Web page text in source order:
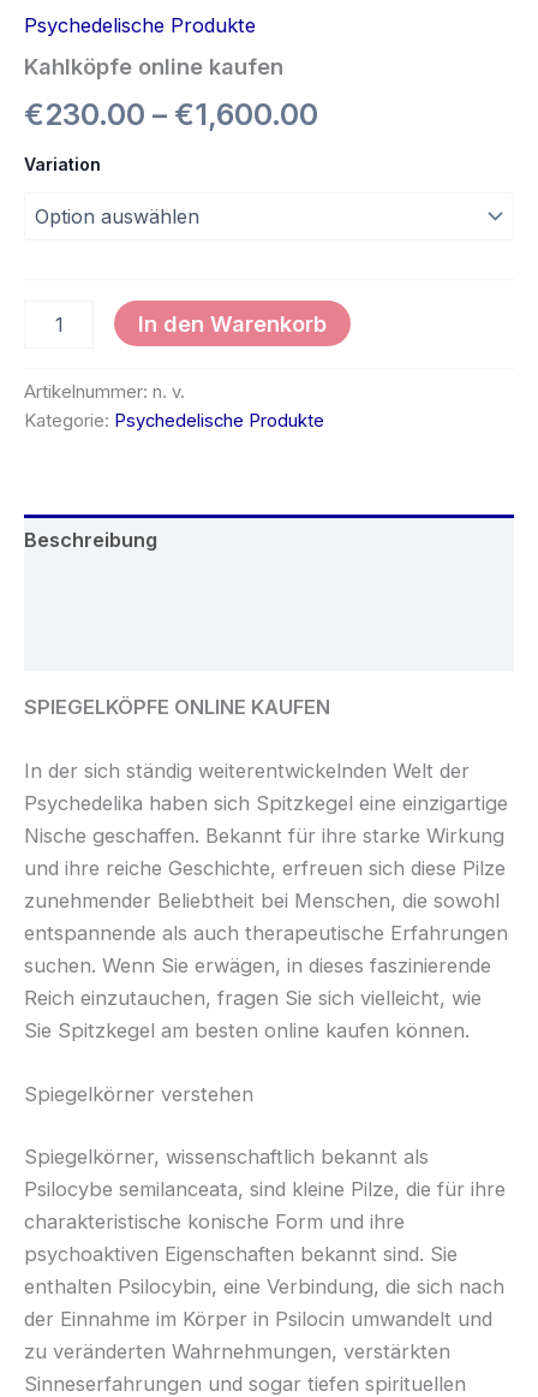
Psychedelische Produkte
Kahlköpfe online kaufen
€230.00 – €1,600.00
Variation
In den Warenkorb
Artikelnummer: n. v.
Kategorie: Psychedelische Produkte
Beschreibung
SPIEGELKÖPFE ONLINE KAUFEN
In der sich ständig weiterentwickelnden Welt der
Psychedelika haben sich Spitzkegel eine einzigartige
Nische geschaffen. Bekannt für ihre starke Wirkung
und ihre reiche Geschichte, erfreuen sich diese Pilze
zunehmender Beliebtheit bei Menschen, die sowohl
entspannende als auch therapeutische Erfahrungen
suchen. Wenn Sie erwägen, in dieses faszinierende
Reich einzutauchen, fragen Sie sich vielleicht, wie
Sie Spitzkegel am besten online kaufen können.
Spiegelkörner verstehen
Spiegelkörner, wissenschaftlich bekannt als
Psilocybe semilanceata, sind kleine Pilze, die für ihre
charakteristische konische Form und ihre
psychoaktiven Eigenschaften bekannt sind. Sie
enthalten Psilocybin, eine Verbindung, die sich nach
der Einnahme im Körper in Psilocin umwandelt und
zu veränderten Wahrnehmungen, verstärkten
Sinneserfahrungen und sogar tiefen spirituellen